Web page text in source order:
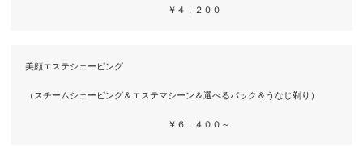
￥４，２００
美顔エステシェービング
（スチームシェービング＆エステマシーン＆選べるパック＆うなじ剃り）
￥６，４００～